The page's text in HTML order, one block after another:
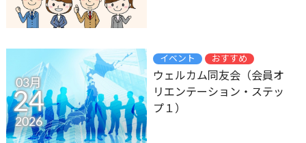
03月
24
2026
イベント おすすめ
ウェルカム同友会（会員オ
リエンテーション・ステッ
プ１）